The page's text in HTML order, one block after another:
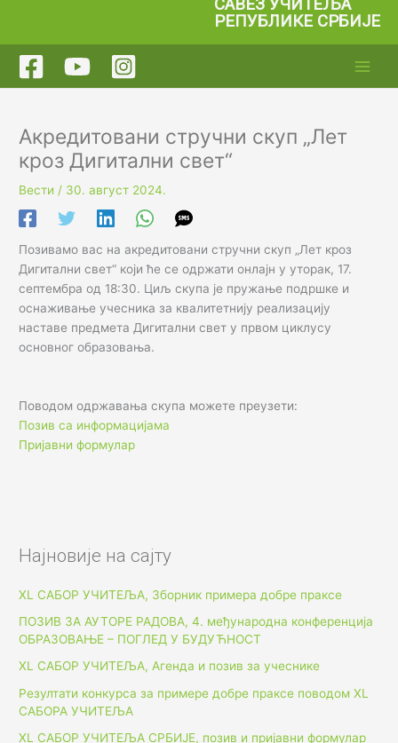
садржај
САВЕЗ УЧИТЕЉА
РЕПУБЛИКЕ СРБИЈЕ
Акредитовани стручни скуп „Лет
кроз Дигитални свет“
Вести / 30. август 2024.
Позивамо вас на акредитовани стручни скуп „Лет кроз
Дигитални свет“ који ће се одржати онлајн у уторак, 17.
септембра од 18:30. Циљ скупа је пружање подршке и
оснаживање учесника за квалитетнију реализацију
наставе предмета Дигитални свет у првом циклусу
основног образовања.
Поводом одржавања скупа можете преузети:
Позив са информацијама
Пријавни формулар
Најновије на сајту
XL САБОР УЧИТЕЉА, Зборник примера добре праксе
ПОЗИВ ЗА АУТОРЕ РАДОВА, 4. међународна конференција
ОБРАЗОВАЊЕ – ПОГЛЕД У БУДУЋНОСТ
XL САБОР УЧИТЕЉА, Агенда и позив за учеснике
Резултати конкурса за примере добре праксе поводом XL
САБОРА УЧИТЕЉА
XL САБОР УЧИТЕЉА СРБИЈЕ, позив и пријавни формулар